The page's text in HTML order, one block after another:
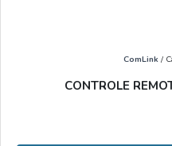
ComLink/
CONTROLE